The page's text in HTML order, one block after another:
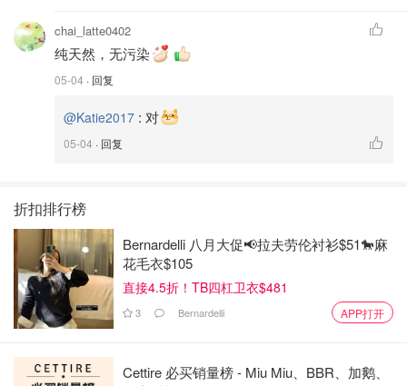
chai_latte0402
纯天然，无污染
05-04 · 回复
@Katie2017 : 对
05-04 · 回复
折扣排行榜
Bernardelli 八月大促📢拉夫劳伦衬衫$51🐎麻
花毛衣$105
直接4.5折！TB四杠卫衣$481
3 Bernardelli APP打开
Cettire 必买销量榜 - Miu Miu、BBR、加鹅、